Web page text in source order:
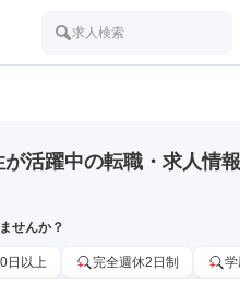
求人検索
活躍中の転職・求人情報
せんか？
日以上 完全週休2日制 学